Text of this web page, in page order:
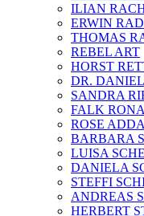
ILIAN
ERWIN
THOMAS
REBEL ART
HORST
DR.
SANDRA
FALK
ROSE
BARBARA
LUISA
DANIELA
STEFFI
ANDREAS
HERBERT